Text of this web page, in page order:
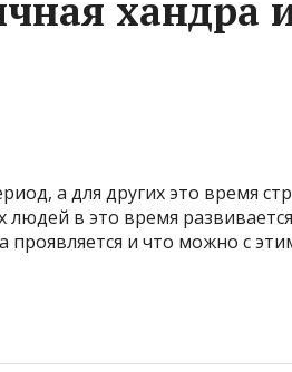
хандра
а для других это время
в это время
проявляется и что можно с